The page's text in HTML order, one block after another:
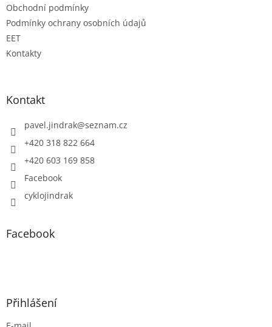
Obchodní podmínky
Podmínky ochrany osobních údajů
EET
Kontakty
Kontakt
pavel.jindrak@seznam.cz
+420 318 822 664
+420 603 169 858
Facebook
cyklojindrak
Facebook
Přihlášení